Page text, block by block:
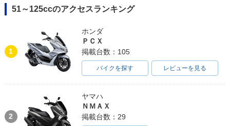
51～125ccのアクセスランキング
1
ホンダ
ＰＣＸ
掲載台数：105
バイクを探す レビューを見る
2
ヤマハ
ＮＭＡＸ
掲載台数：29